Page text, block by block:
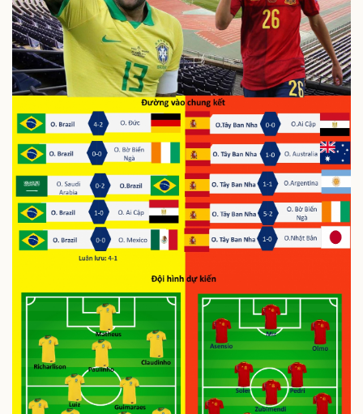
Chứng khoán
Giá cà phê
Vụ án
Tin nóng
Tư vấn luật
Quân sự - Quốc phòng
Vũ khí
Việt Nam
Phân tích
Thể thao
Thế giới thể thao
eSports
Hậu trường
Ô tô - Xe máy
Ô tô
Xe máy
Doanh nghiệp
Công nghệ